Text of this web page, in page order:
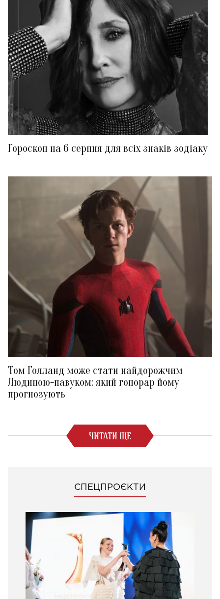
Гороскоп на 6 серпня для всіх знаків зодіаку
Том Голланд може стати найдорожчим
Людиною-павуком: який гонорар йому
прогнозують
ЧИТАТИ ЩЕ
СПЕЦПРОЄКТИ